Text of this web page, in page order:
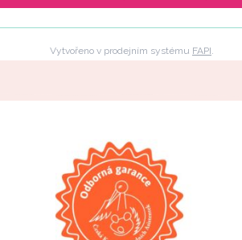
Vytvořeno v prodejním systému FAPI